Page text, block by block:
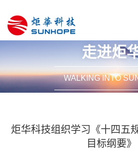
走进炬
WALKING INTO
炬华科技组织学习《十四五
目标纲要》